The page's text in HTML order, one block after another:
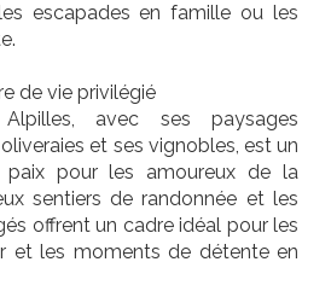
escapades en famille ou les
de vie privilégié
avec ses paysages
et ses vignobles, est un
paix pour les amoureux de la
sentiers de randonnée et les
offrent un cadre idéal pour les
et les moments de détente en